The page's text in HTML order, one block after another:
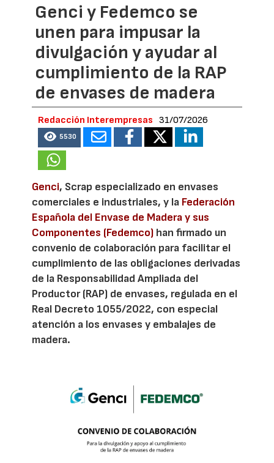
Genci y Fedemco se
unen para impusar la
divulgación y ayudar al
cumplimiento de la RAP
de envases de madera
Redacción Interempresas 31/07/2026
5530
Genci, Scrap especializado en envases
comerciales e industriales, y la Federación
Española del Envase de Madera y sus
Componentes (Fedemco) han firmado un
convenio de colaboración para facilitar el
cumplimiento de las obligaciones derivadas
de la Responsabilidad Ampliada del
Productor (RAP) de envases, regulada en el
Real Decreto 1055/2022, con especial
atención a los envases y embalajes de
madera.